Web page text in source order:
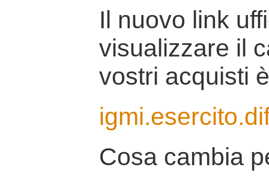
Il nuovo link
visualizzare il
vostri acquisti
Cosa cambia